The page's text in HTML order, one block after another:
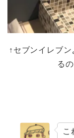
↑セブンイレブ
る
こ